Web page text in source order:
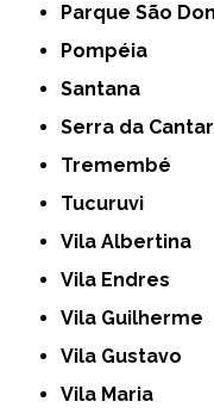
Parque São
Pompéia
Santana
Serra da
Tremembé
Tucuruvi
Vila Albertina
Vila Endres
Vila Guilherme
Vila Gustavo
Vila Maria